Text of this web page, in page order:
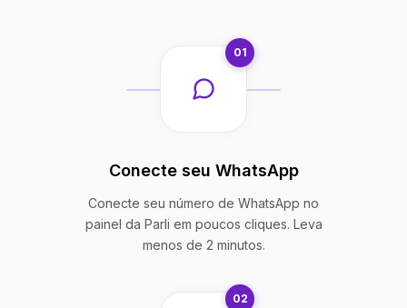
01
Conecte seu WhatsApp
Conecte seu número de WhatsApp no
painel da Parli em poucos cliques. Leva
menos de 2 minutos.
02